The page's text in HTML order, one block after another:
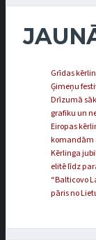
Grīdas
Ģimeņu
Drīzumā
grafiku un
Eiropas
komandām
Kērlinga
elitē līdz
“Balticovo
pāris no